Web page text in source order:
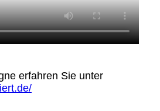
erfahren Sie unter